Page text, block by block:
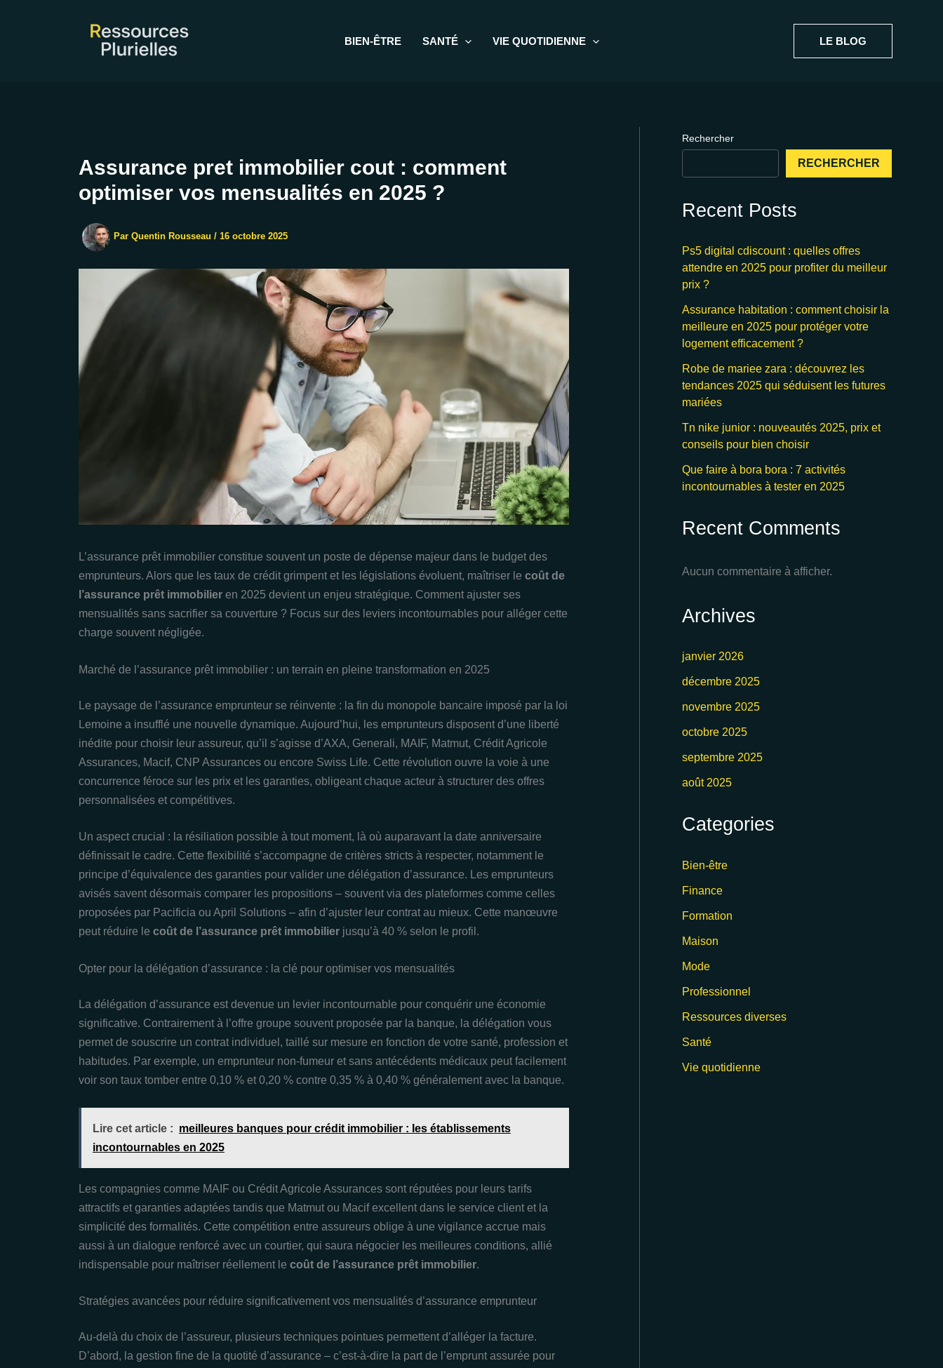
BIEN-ÊTRE SANTÉ VIE QUOTIDIENNE LE BLOG
Assurance pret immobilier cout : comment
optimiser vos mensualités en 2025 ?
Par Quentin Rousseau / 16 octobre 2025
L’assurance prêt immobilier constitue souvent un poste de dépense majeur dans le budget des
emprunteurs. Alors que les taux de crédit grimpent et les législations évoluent, maîtriser le coût de
l’assurance prêt immobilier en 2025 devient un enjeu stratégique. Comment ajuster ses
mensualités sans sacrifier sa couverture ? Focus sur des leviers incontournables pour alléger cette
charge souvent négligée.
Marché de l’assurance prêt immobilier : un terrain en pleine transformation en 2025
Le paysage de l’assurance emprunteur se réinvente : la fin du monopole bancaire imposé par la loi
Lemoine a insufflé une nouvelle dynamique. Aujourd’hui, les emprunteurs disposent d’une liberté
inédite pour choisir leur assureur, qu’il s’agisse d’AXA, Generali, MAIF, Matmut, Crédit Agricole
Assurances, Macif, CNP Assurances ou encore Swiss Life. Cette révolution ouvre la voie à une
concurrence féroce sur les prix et les garanties, obligeant chaque acteur à structurer des offres
personnalisées et compétitives.
Un aspect crucial : la résiliation possible à tout moment, là où auparavant la date anniversaire
définissait le cadre. Cette flexibilité s’accompagne de critères stricts à respecter, notamment le
principe d’équivalence des garanties pour valider une délégation d’assurance. Les emprunteurs
avisés savent désormais comparer les propositions – souvent via des plateformes comme celles
proposées par Pacificia ou April Solutions – afin d’ajuster leur contrat au mieux. Cette manœuvre
peut réduire le coût de l’assurance prêt immobilier jusqu’à 40 % selon le profil.
Opter pour la délégation d’assurance : la clé pour optimiser vos mensualités
La délégation d’assurance est devenue un levier incontournable pour conquérir une économie
significative. Contrairement à l’offre groupe souvent proposée par la banque, la délégation vous
permet de souscrire un contrat individuel, taillé sur mesure en fonction de votre santé, profession et
habitudes. Par exemple, un emprunteur non-fumeur et sans antécédents médicaux peut facilement
voir son taux tomber entre 0,10 % et 0,20 % contre 0,35 % à 0,40 % généralement avec la banque.
Lire cet article : meilleures banques pour crédit immobilier : les établissements
incontournables en 2025
Les compagnies comme MAIF ou Crédit Agricole Assurances sont réputées pour leurs tarifs
attractifs et garanties adaptées tandis que Matmut ou Macif excellent dans le service client et la
simplicité des formalités. Cette compétition entre assureurs oblige à une vigilance accrue mais
aussi à un dialogue renforcé avec un courtier, qui saura négocier les meilleures conditions, allié
indispensable pour maîtriser réellement le coût de l’assurance prêt immobilier.
Stratégies avancées pour réduire significativement vos mensualités d’assurance emprunteur
Au-delà du choix de l’assureur, plusieurs techniques pointues permettent d’alléger la facture.
D’abord, la gestion fine de la quotité d’assurance – c’est-à-dire la part de l’emprunt assurée pour
Rechercher
RECHERCHER
Recent Posts
Ps5 digital cdiscount : quelles offres
attendre en 2025 pour profiter du meilleur
prix ?
Assurance habitation : comment choisir la
meilleure en 2025 pour protéger votre
logement efficacement ?
Robe de mariee zara : découvrez les
tendances 2025 qui séduisent les futures
mariées
Tn nike junior : nouveautés 2025, prix et
conseils pour bien choisir
Que faire à bora bora : 7 activités
incontournables à tester en 2025
Recent Comments
Aucun commentaire à afficher.
Archives
janvier 2026
décembre 2025
novembre 2025
octobre 2025
septembre 2025
août 2025
Categories
Bien-être
Finance
Formation
Maison
Mode
Professionnel
Ressources diverses
Santé
Vie quotidienne